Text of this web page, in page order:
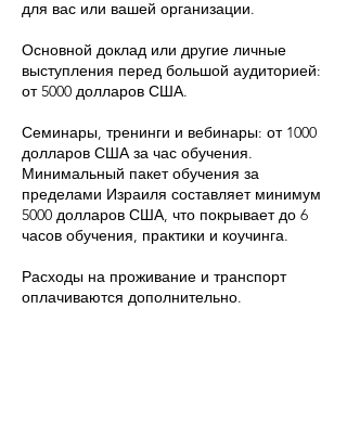
для вас или вашей организации.
Основной доклад или другие личные
выступления перед большой аудиторией:
от 5000 долларов США.
Семинары, тренинги и вебинары: от 1000
долларов США за час обучения.
Минимальный пакет обучения за
пределами Израиля составляет минимум
5000 долларов США, что покрывает до 6
часов обучения, практики и коучинга.
Расходы на проживание и транспорт
оплачиваются дополнительно.